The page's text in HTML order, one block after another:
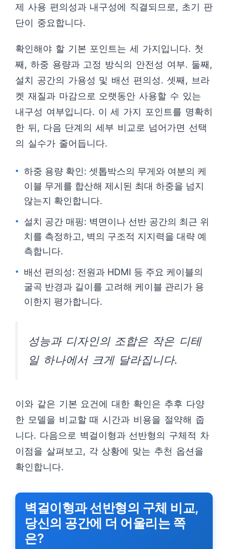
제 사용 편의성과 내구성에 직결되므로, 초기 판
단이 중요합니다.
확인해야 할 기본 포인트는 세 가지입니다. 첫
째, 하중 용량과 고정 방식의 안전성 여부. 둘째,
설치 공간의 가용성 및 배선 편의성. 셋째, 브라
켓 재질과 마감으로 오랫동안 사용할 수 있는
내구성 여부입니다. 이 세 가지 포인트를 명확히
한 뒤, 다음 단계의 세부 비교로 넘어가면 선택
의 실수가 줄어듭니다.
하중 용량 확인: 셋톱박스의 무게와 여분의 케
이블 무게를 합산해 제시된 최대 하중을 넘지
않는지 확인합니다.
설치 공간 매핑: 벽면이나 선반 공간의 최근 위
치를 측정하고, 벽의 구조적 지지력을 대략 예
측합니다.
배선 편의성: 전원과 HDMI 등 주요 케이블의
굴곡 반경과 길이를 고려해 케이블 관리가 용
이한지 평가합니다.
성능과 디자인의 조합은 작은 디테
일 하나에서 크게 달라집니다.
이와 같은 기본 요건에 대한 확인은 추후 다양
한 모델을 비교할 때 시간과 비용을 절약해 줍
니다. 다음으로 벽걸이형과 선반형의 구체적 차
이점을 살펴보고, 각 상황에 맞는 추천 옵션을
확인합니다.
벽걸이형과 선반형의 구체 비교,
당신의 공간에 더 어울리는 쪽
은?